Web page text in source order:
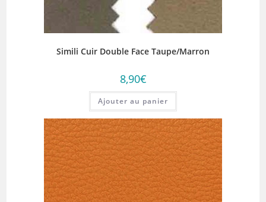
Simili Cuir Double Face Taupe/Marron
8,90€
Ajouter au panier